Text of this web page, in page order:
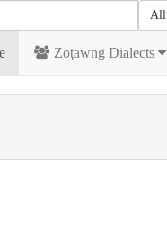
All
Zoṭawng Dialects